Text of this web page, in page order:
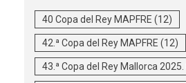
40 Copa del Rey MAPFRE (12)
42.ª Copa del Rey MAPFRE (12)
43.ª Copa del Rey Mallorca 2025.